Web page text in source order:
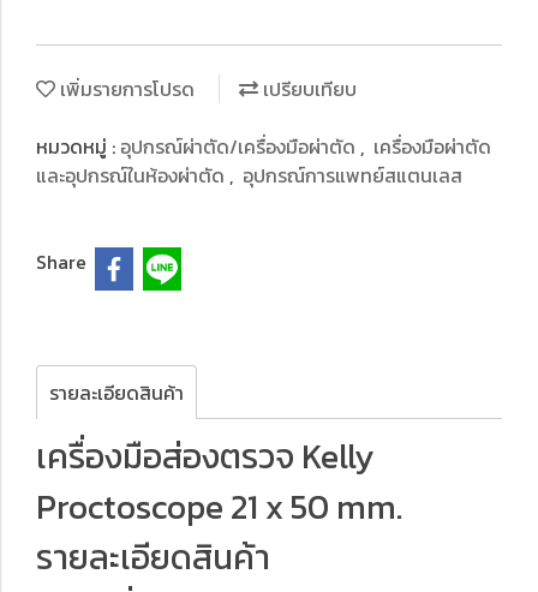
เพิ่มรายการโปรด
เปรียบเทียบ
หมวดหมู่ : อุปกรณ์ผ่าตัด/เครื่องมือผ่าตัด , เครื่องมือผ่าตัด
และอุปกรณ์ในห้องผ่าตัด , อุปกรณ์การแพทย์สแตนเลส
Share
รายละเอียดสินค้า
เครื่องมือส่องตรวจ Kelly
Proctoscope 21 x 50 mm.
รายละเอียดสินค้า